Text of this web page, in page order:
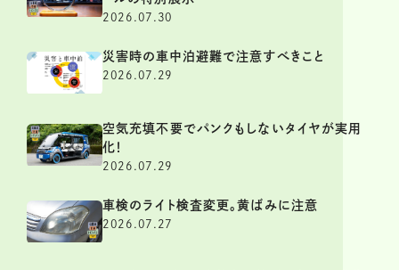
2026.07.30
災害時の車中泊避難で注意すべきこと
2026.07.29
空気充填不要でパンクもしないタイヤが実用
化！
2026.07.29
車検のライト検査変更。黄ばみに注意
2026.07.27